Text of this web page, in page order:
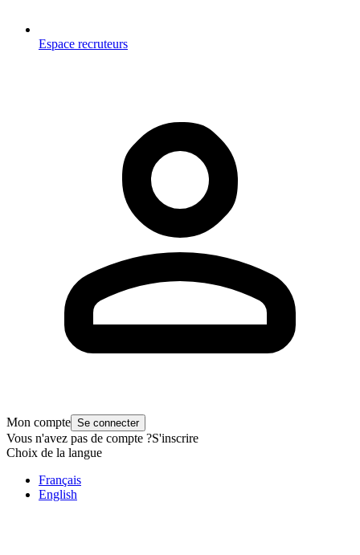
Espace recruteurs
Mon compte Se connecter
Vous n'avez pas de compte ?S'inscrire
Choix de la langue
Français
English